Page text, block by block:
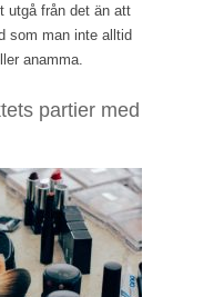
utgå från det än att
som man inte alltid
anamma.
partier med